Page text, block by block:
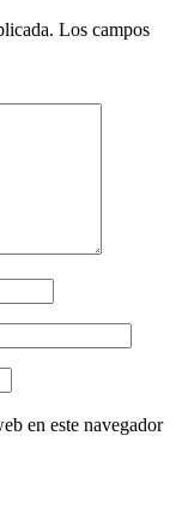
Los campos
en este navegador